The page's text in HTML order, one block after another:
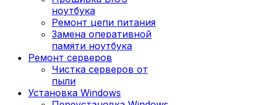
ноутбука
Ремонт цепи питания
Замена оперативной
памяти ноутбука
Ремонт серверов
Чистка серверов от
пыли
Установка Windows